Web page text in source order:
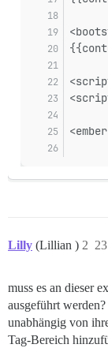
Lilly (Lillian ) 2
muss es an dieser
ausgeführt
unabhängig von
Tag-Bereich